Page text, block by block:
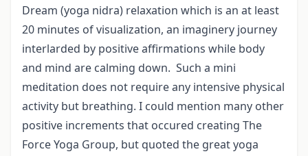
Dream (yoga nidra) relaxation which is an at least
20 minutes of visualization, an imaginery journey
interlarded by positive affirmations while body
and mind are calming down. Such a mini
meditation does not require any intensive physical
activity but breathing. I could mention many other
positive increments that occured creating The
Force Yoga Group, but quoted the great yoga